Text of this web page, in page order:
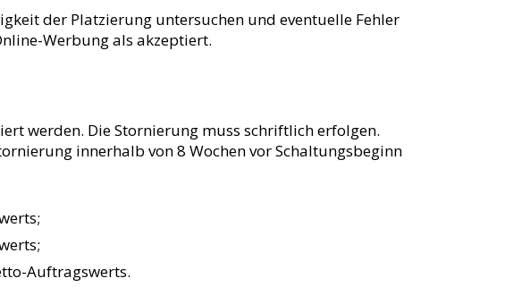
der Platzierung untersuchen und eventuelle Fehler
Werbung als akzeptiert.
werden. Die Stornierung muss schriftlich erfolgen.
innerhalb von 8 Wochen vor Schaltungsbeginn
Auftragswerts.